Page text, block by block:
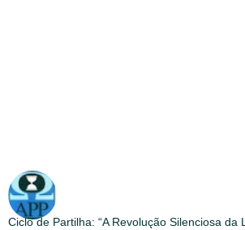
Ciclo de Partilha: “A Revolução Silenciosa da